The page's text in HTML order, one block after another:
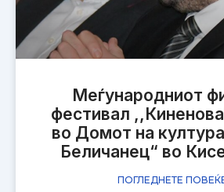
Меѓународниот
фестивал
во Домот на култура
Беличанец“ во
ПОГЛЕДНЕТЕ